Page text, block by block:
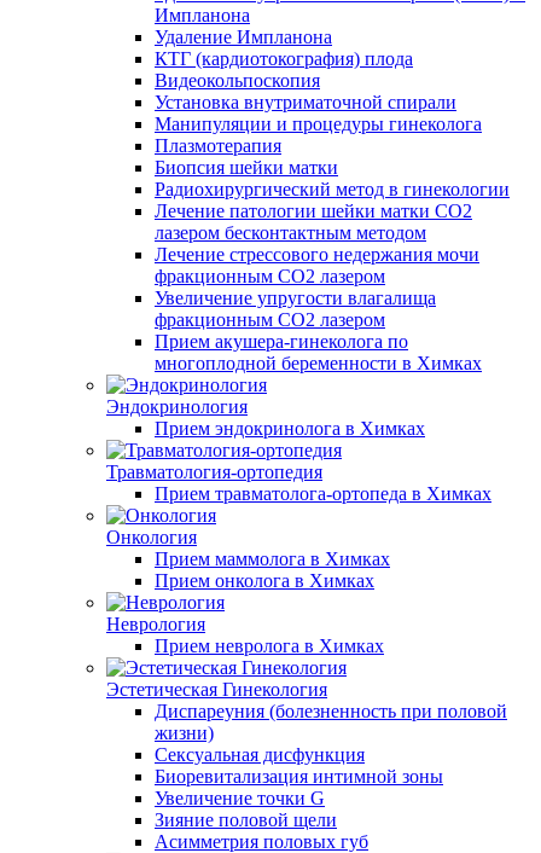
Импланона
Удаление Импланона
КТГ (кардиотокография) плода
Видеокольпоскопия
Установка внутриматочной спирали
Манипуляции и процедуры гинеколога
Плазмотерапия
Биопсия шейки матки
Радиохирургический метод в гинекологии
Лечение патологии шейки матки CO2
лазером бесконтактным методом
Лечение стрессового недержания мочи
фракционным CO2 лазером
Увеличение упругости влагалища
фракционным CO2 лазером
Прием акушера-гинеколога по
многоплодной беременности в Химках
Эндокринология
Прием эндокринолога в Химках
Травматология-ортопедия
Прием травматолога-ортопеда в Химках
Онкология
Прием маммолога в Химках
Прием онколога в Химках
Неврология
Прием невролога в Химках
Эстетическая Гинекология
Диспареуния (болезненность при половой
жизни)
Сексуальная дисфункция
Биоревитализация интимной зоны
Увеличение точки G
Зияние половой щели
Асимметрия половых губ